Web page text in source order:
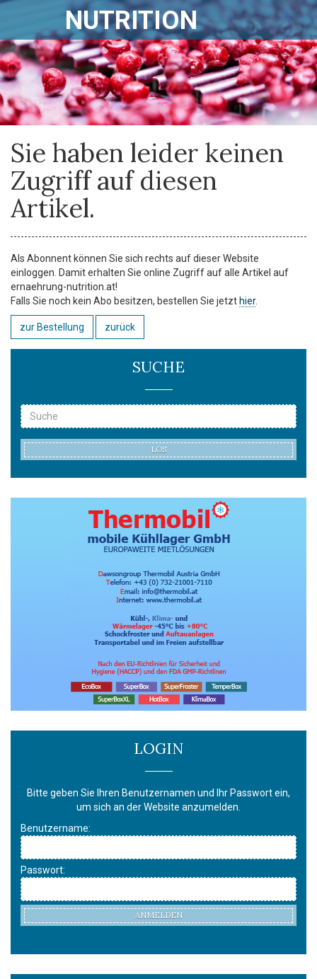
NUTRITION
Sie haben leider keinen
Zugriff auf diesen
Artikel.
Als Abonnent können Sie sich rechts auf dieser Website
einloggen. Damit erhalten Sie online Zugriff auf alle Artikel auf
ernaehrung-nutrition.at!
Falls Sie noch kein Abo besitzen, bestellen Sie jetzt hier.
zur Bestellung zurück
SUCHE
LOS
LOGIN
Bitte geben Sie Ihren Benutzernamen und Ihr Passwort ein,
um sich an der Website anzumelden.
Benutzername:
Passwort:
ANMELDEN